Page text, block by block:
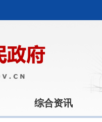
综合资讯